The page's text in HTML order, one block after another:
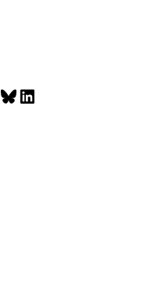
Bluesky LinkedIn